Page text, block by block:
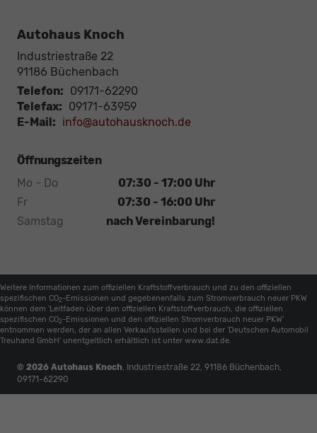
Autohaus Knoch
Industriestraße 22
91186 Büchenbach
Telefon: 09171-62290
Telefax: 09171-63959
E-Mail: info@autohausknoch.de
Öffnungszeiten
Mo - Do
07:30 - 17:00 Uhr
Fr
07:30 - 16:00 Uhr
Samstag
nach Vereinbarung!
Weitere Informationen zum offiziellen Kraftstoffverbrauch und zu den offiziellen
spezifischen CO2 -Emissionen und gegebenenfalls zum Stromverbrauch neuer PKW
können dem 'Leitfaden über den offiziellen Kraftstoffverbrauch, die offiziellen
spezifischen CO2 -Emissionen und den offiziellen Stromverbrauch neuer PKW'
entnommen werden, der an allen Verkaufsstellen und bei der 'Deutschen Automobil
Treuhand GmbH' unentgeltlich erhältlich ist unter www.dat.de.
© 2026 Autohaus Knoch, Industriestraße 22, 91186 Büchenbach,
09171-62290